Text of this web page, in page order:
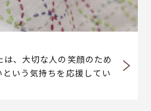
、大切な人の笑顔のため
いう気持ちを応援してい